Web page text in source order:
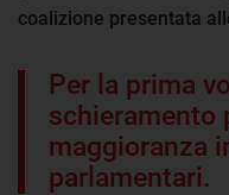
coalizione presentata
Per la prima
schieramento
maggioranza
parlamentari.